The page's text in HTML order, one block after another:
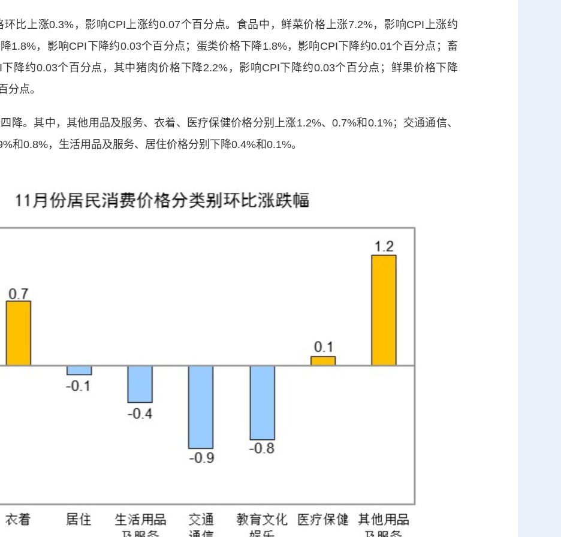
上涨0.3%，影响CPI上涨约0.07个百分点。食品中，鲜菜价格上涨7.2%，影响CPI上涨约
1.8%，影响CPI下降约0.03个百分点；蛋类价格下降1.8%，影响CPI下降约0.01个百分点；畜
降约0.03个百分点，其中猪肉价格下降2.2%，影响CPI下降约0.03个百分点；鲜果价格下降
分点。
。其中，其他用品及服务、衣着、医疗保健价格分别上涨1.2%、0.7%和0.1%；交通通信、
和0.8%，生活用品及服务、居住价格分别下降0.4%和0.1%。